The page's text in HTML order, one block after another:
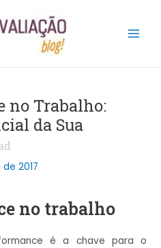
no Trabalho:
da Sua
2017
no trabalho
é a chave para o